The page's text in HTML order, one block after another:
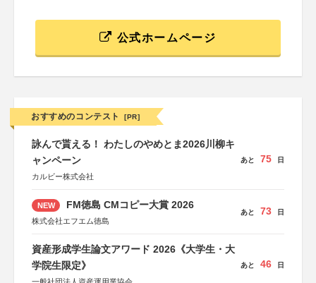
公式ホームページ
おすすめのコンテスト [PR]
詠んで貰える！ わたしのやめとま2026川柳キ
ャンペーン
カルビー株式会社
あと 75 日
NEW FM徳島 CMコピー大賞 2026
株式会社エフエム徳島
あと 73 日
資産形成学生論文アワード 2026《大学生・大
学院生限定》
あと 46 日